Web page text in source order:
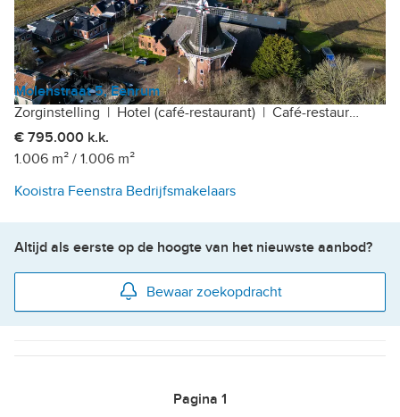
Molenstraat 5, Eenrum
Zorginstelling | Hotel (café-restaurant) | Café-restaurant
€ 795.000 k.k.
1.006 m² / 1.006 m²
Kooistra Feenstra Bedrijfsmakelaars
Altijd als eerste op de hoogte van het nieuwste aanbod?
Bewaar zoekopdracht
Pagina 1